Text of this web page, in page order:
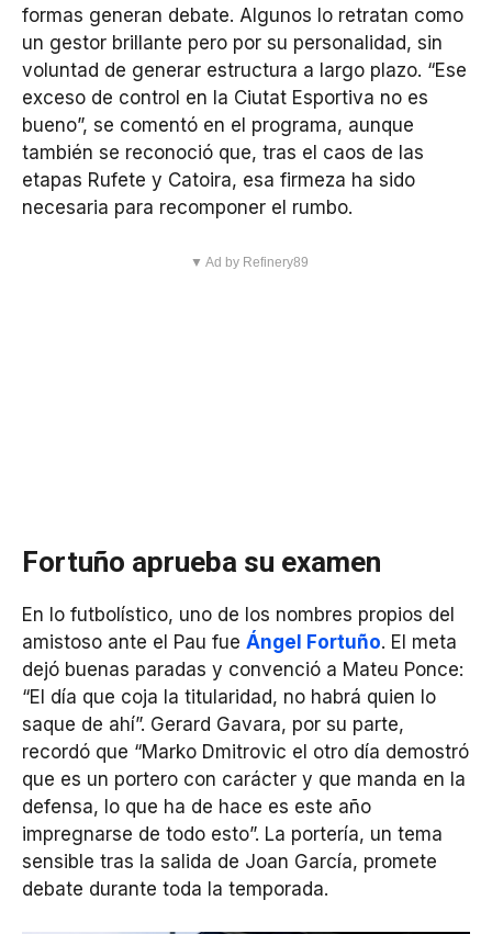
formas generan debate. Algunos lo retratan como
un gestor brillante pero por su personalidad, sin
voluntad de generar estructura a largo plazo. “Ese
exceso de control en la Ciutat Esportiva no es
bueno”, se comentó en el programa, aunque
también se reconoció que, tras el caos de las
etapas Rufete y Catoira, esa firmeza ha sido
necesaria para recomponer el rumbo.
▼ Ad by Refinery89
Fortuño aprueba su examen
En lo futbolístico, uno de los nombres propios del
amistoso ante el Pau fue Ángel Fortuño. El meta
dejó buenas paradas y convenció a Mateu Ponce:
“El día que coja la titularidad, no habrá quien lo
saque de ahí”. Gerard Gavara, por su parte,
recordó que “Marko Dmitrovic el otro día demostró
que es un portero con carácter y que manda en la
defensa, lo que ha de hace es este año
impregnarse de todo esto”. La portería, un tema
sensible tras la salida de Joan García, promete
debate durante toda la temporada.